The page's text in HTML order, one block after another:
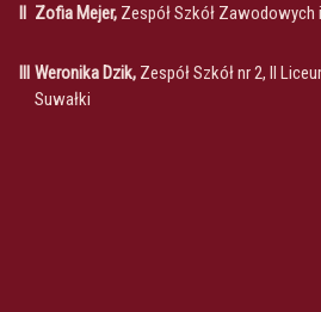
II Zofia Mejer, Zespół Szkół
III Weronika Dzik, Zespół Szkół nr 2, II
Suwałki